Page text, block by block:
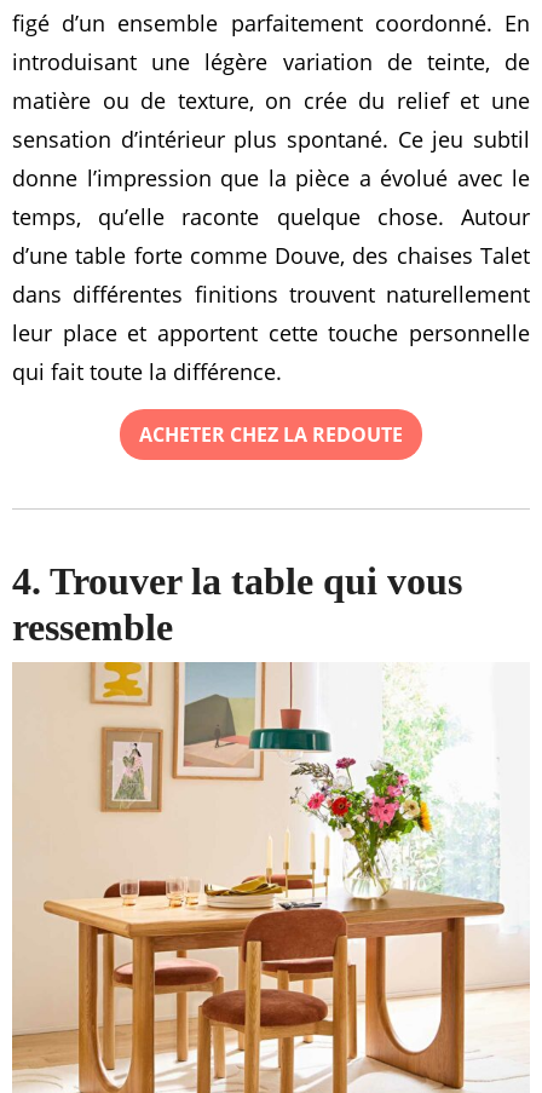
figé d’un ensemble parfaitement coordonné. En
introduisant une légère variation de teinte, de
matière ou de texture, on crée du relief et une
sensation d’intérieur plus spontané. Ce jeu subtil
donne l’impression que la pièce a évolué avec le
temps, qu’elle raconte quelque chose. Autour
d’une table forte comme Douve, des chaises Talet
dans différentes finitions trouvent naturellement
leur place et apportent cette touche personnelle
qui fait toute la différence.
ACHETER CHEZ LA REDOUTE
4. Trouver la table qui vous
ressemble